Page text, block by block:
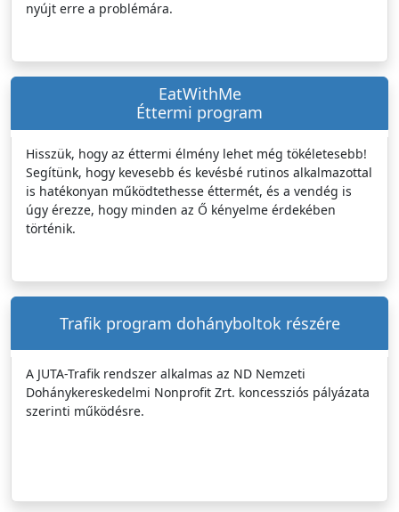
nyújt erre a problémára.
EatWithMe
Éttermi program
Hisszük, hogy az éttermi élmény lehet még tökéletesebb!
Segítünk, hogy kevesebb és kevésbé rutinos alkalmazottal
is hatékonyan működtethesse éttermét, és a vendég is
úgy érezze, hogy minden az Ő kényelme érdekében
történik.
Trafik program dohányboltok részére
A JUTA-Trafik rendszer alkalmas az ND Nemzeti
Dohánykereskedelmi Nonprofit Zrt. koncessziós pályázata
szerinti működésre.